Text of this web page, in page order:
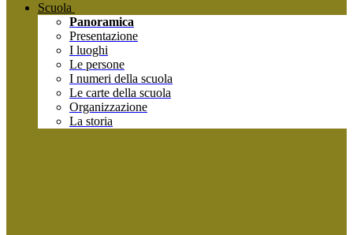
Scuola
Panoramica
Presentazione
I luoghi
Le persone
I numeri della scuola
Le carte della scuola
Organizzazione
La storia